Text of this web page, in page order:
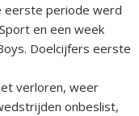
eerste periode werd
en een week
Doelcijfers eerste
verloren, weer
onbeslist,